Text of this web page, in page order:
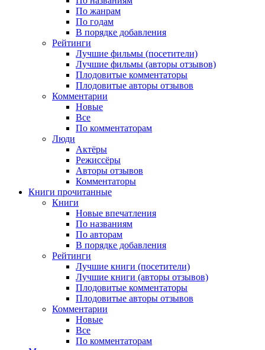
По жанрам
По годам
В порядке добавления
Рейтинги
Лучшие фильмы (посетители)
Лучшие фильмы (авторы отзывов)
Плодовитые комментаторы
Плодовитые авторы отзывов
Комментарии
Новые
Все
По комментаторам
Люди
Актёры
Режиссёры
Авторы отзывов
Комментаторы
Книги прочитанные
Книги
Новые впечатления
По названиям
По авторам
В порядке добавления
Рейтинги
Лучшие книги (посетители)
Лучшие книги (авторы отзывов)
Плодовитые комментаторы
Плодовитые авторы отзывов
Комментарии
Новые
Все
По комментаторам